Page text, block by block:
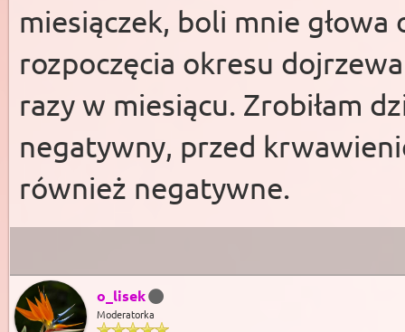
miesiączek, boli mnie
rozpoczęcia okresu
razy w miesiącu. Zrobiłam
negatywny, przed
również negatywne.
o_lisek
Moderatorka